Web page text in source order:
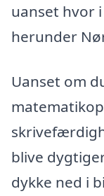
uanset hvor
herunder
Uanset om
blive
dykke ned i